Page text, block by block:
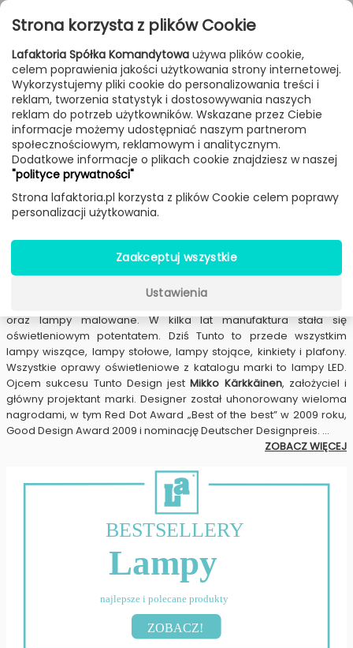
Przejdź do treści
FILTROWANIE & SORTOWANIE
New Sale Bestseller Dostawa 24h
Lampy Producenci Tunto
Lampy Tunto
mający siedzibę w Finlandii, w mieście Järvenpää. Firma została
założona w 2004 roku, początkowo produkowała głównie meble
na zamówienie. Przełom w historii fińskiego producenta nastąpił w
2011 roku, kiedy do oferty dołączyły ręcznie robione lampy z
oraz lampy malowane. W kilka lat manufaktura stała się
oświetleniowym potentatem. Dziś Tunto to przede wszystkim
lampy wiszące, lampy stołowe, lampy stojące, kinkiety i plafony.
Wszystkie oprawy oświetleniowe z katalogu marki to lampy LED.
Ojcem sukcesu Tunto Design jestMikko Kärkkäinen, założyciel i
główny projektant marki. Designer został uhonorowany wieloma
nagrodami, w tym Red Dot Award „Best of the best” w 2009 roku,
Good Design Award 2009 i nominację Deutscher Designpreis. ...
ZOBACZ WIĘCEJ
BESTSELLERY
Lampy
najlepsze i polecane produkty
ZOBACZ!
Strona korzysta z plików Cookie
Lafaktoria Spółka Komandytowa używa plików cookie,
celem poprawienia jakości użytkowania strony internetowej.
Wykorzystujemy pliki cookie do personalizowania treści i
reklam, tworzenia statystyk i dostosowywania naszych
reklam do potrzeb użytkowników. Wskazane przez Ciebie
informacje możemy udostępniać naszym partnerom
społecznościowym, reklamowym i analitycznym.
Dodatkowe informacje o plikach cookie znajdziesz w naszej
"polityce prywatności"
Strona lafaktoria.pl korzysta z plików Cookie celem poprawy
personalizacji użytkowania.
Zaakceptuj wszystkie
Ustawienia